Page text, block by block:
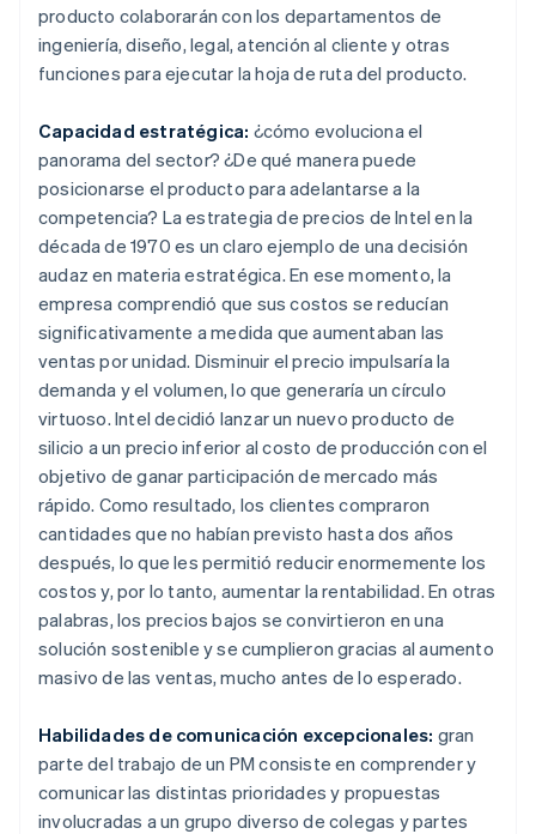
producto colaborarán con los departamentos de
ingeniería, diseño, legal, atención al cliente y otras
funciones para ejecutar la hoja de ruta del producto.
Capacidad estratégica: ¿cómo evoluciona el
panorama del sector? ¿De qué manera puede
posicionarse el producto para adelantarse a la
competencia? La estrategia de precios de Intel en la
década de 1970 es un claro ejemplo de una decisión
audaz en materia estratégica. En ese momento, la
empresa comprendió que sus costos se reducían
significativamente a medida que aumentaban las
ventas por unidad. Disminuir el precio impulsaría la
demanda y el volumen, lo que generaría un círculo
virtuoso. Intel decidió lanzar un nuevo producto de
silicio a un precio inferior al costo de producción con el
objetivo de ganar participación de mercado más
rápido. Como resultado, los clientes compraron
cantidades que no habían previsto hasta dos años
después, lo que les permitió reducir enormemente los
costos y, por lo tanto, aumentar la rentabilidad. En otras
palabras, los precios bajos se convirtieron en una
solución sostenible y se cumplieron gracias al aumento
masivo de las ventas, mucho antes de lo esperado.
Habilidades de comunicación excepcionales: gran
parte del trabajo de un PM consiste en comprender y
comunicar las distintas prioridades y propuestas
involucradas a un grupo diverso de colegas y partes